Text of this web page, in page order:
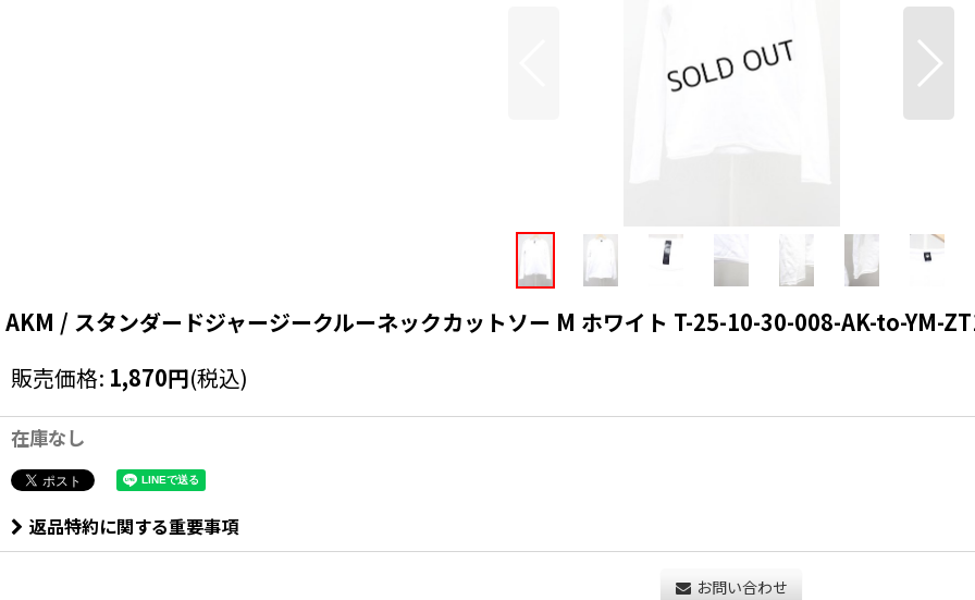
AKM / スタンダードジャージークルーネックカットソー M ホワイト T-25-10-30-008-AK-to-YM-
販売価格: 1,870円(税込)
在庫なし
返品特約に関する重要事項
お問い合わせ